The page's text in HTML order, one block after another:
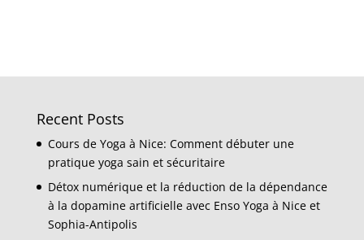
Recent Posts
Cours de Yoga à Nice: Comment débuter une
pratique yoga sain et sécuritaire
Détox numérique et la réduction de la dépendance
à la dopamine artificielle avec Enso Yoga à Nice et
Sophia-Antipolis